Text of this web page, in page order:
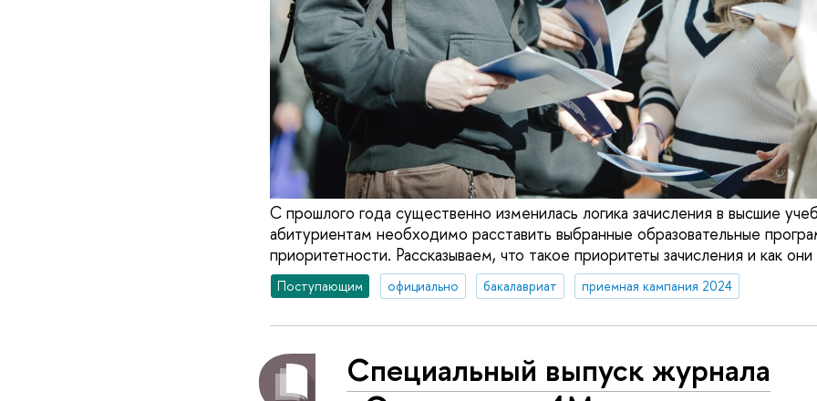
С прошлого года существенно изменилась логика зачисления в высшие
абитуриентам необходимо расставить выбранные образовательные
приоритетности. Рассказываем, что такое приоритеты зачисления и как
Поступающим официально бакалавриат приемная кампания 2024
Специальный выпуск журнала